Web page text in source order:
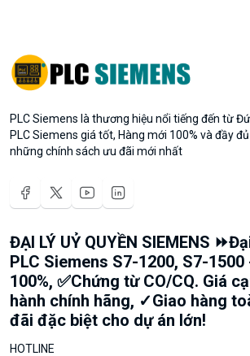
PLC Siemens là thương hiệu nổi tiếng đến từ
PLC Siemens giá tốt, Hàng mới 100% và đầy
những chính sách ưu đãi mới nhất
ĐẠI LÝ UỶ QUYỀN SIEMENS
PLC Siemens S7-1200, S7-
100%, ✅Chứng từ CO/CQ. Giá
hành chính hãng, ✓Giao hàng
đãi đặc biệt cho dự án lớn!
HOTLINE